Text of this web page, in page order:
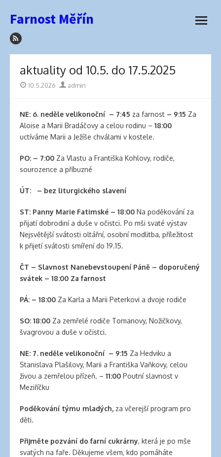
with
lingerie
london
classic
length
extensions
clothes
fuentes
extensions
walmart
na
Farnost Měřín
otevřít
aktuality od 10.5. do 17.5.2025
Publikováno
10.5.2026 Autoradmin
NE: 6. neděle velikonoční – 7:45 za farnost – 9:15 Za
Aloise a Marii Bradáčovy a celou rodinu – 18:00
uctíváme Marii a Ježíše chválami v kostele.
PO: – 7:00 Za Vlastu a Františka Kohlovy, rodiče,
sourozence a příbuzné
ÚT: – bez liturgického slavení
ST: Panny Marie Fatimské – 18:00 Na poděkování za
přijatí dobrodiní a duše v očistci. Po mši svaté výstav
Nejsvětější svátosti oltářní, osobní modlitba, příležitost
k přijetí svátosti smíření do 19.15.
ČT – Slavnost Nanebevstoupení Páně – doporučený
svátek – 18:00 Za farnost
PÁ: – 18:00 Za Karla a Marii Peterkovi a dvoje rodiče
SO: 18:00 Za zemřelé rodiče Tomanovy, Nožičkovy,
švagrovou a duše v očistci.
NE: 7. neděle velikonoční – 9:15 Za Hedviku a
Stanislava Plašilovy, Marii a Františka Vaňkovy, celou
živou a zemřelou přízeň. – 11:00 Poutní slavnost v
Meziříčku
Poděkování týmu mladých, za včerejší program pro
děti.
Přijměte pozvání do farní cukrárny, která je po mše
svatých na faře. Děkujeme všem, kdo pomáháte